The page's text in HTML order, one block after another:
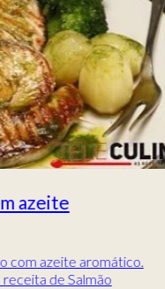
azeite aromático.
de Salmão